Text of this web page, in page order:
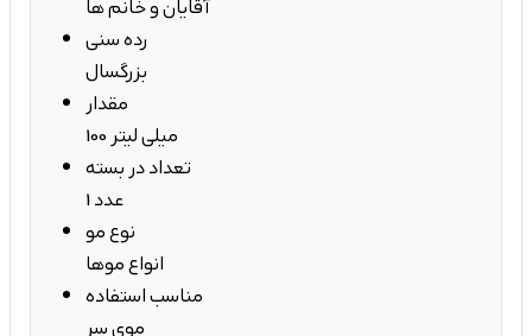
آقایان و خانم ها
رده سنی
بزرگسال
مقدار
100 میلی لیتر
تعداد در بسته
1 عدد
نوع مو
انواع موها
مناسب استفاده
موی سر